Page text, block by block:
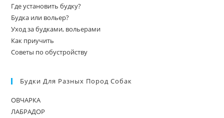
Где установить будку?
Будка или вольер?
Уход за будками, вольерами
Как приучить
Советы по обустройству
Будки Для Разных Пород Собак
ОВЧАРКА
ЛАБРАДОР